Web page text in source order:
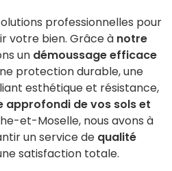
professionnelles pour
votre bien. Grâce à notre
un démoussage efficace
protection durable, une
esthétique et résistance,
approfondi de vos sols et
et-Moselle, nous avons à
un service de qualité
satisfaction totale.